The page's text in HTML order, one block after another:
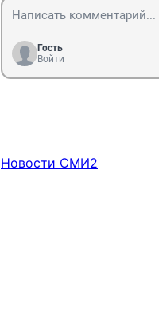
Гость
Войти
Новости СМИ2